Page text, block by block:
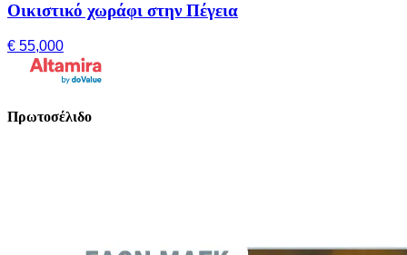
Οικιστικό χωράφι στην Πέγεια
€ 55,000
Πρωτοσέλιδο